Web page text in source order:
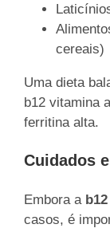
cereais)
Uma dieta
b12 vitamina
ferritina alta.
Cuidados
Embora a
casos, é